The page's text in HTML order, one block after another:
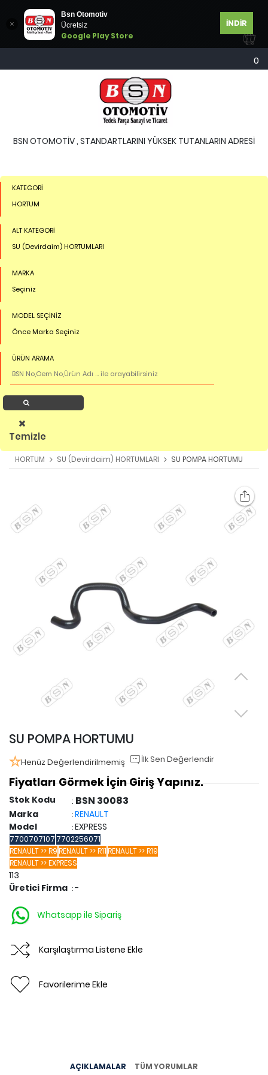
Bsn Otomotiv
Ücretsiz
Google Play Store
İNDİR
0
BSN OTOMOTİV , STANDARTLARINI YÜKSEK TUTANLARIN ADRESİ
KATEGORİ
HORTUM
ALT KATEGORİ
SU (Devirdaim) HORTUMLARI
MARKA
Seçiniz
MODEL SEÇİNİZ
Önce Marka Seçiniz
ÜRÜN ARAMA
Ürün Ara
Temizle
HORTUM SU (Devirdaim) HORTUMLARI SU POMPA HORTUMU
SU POMPA HORTUMU
Henüz Değerlendirilmemiş İlk Sen Değerlendir
Fiyatları Görmek İçin Giriş Yapınız.
Stok Kodu : BSN 30083
Marka : RENAULT
Model
: EXPRESS
7700707107 7702256071
RENAULT >> R9RENAULT >> R11RENAULT >> R19
RENAULT >> EXPRESS
113
Üretici Firma : -
Whatsapp ile Sipariş
Karşılaştırma Listene Ekle
Favorilerime Ekle
AÇIKLAMALAR TÜM YORUMLAR